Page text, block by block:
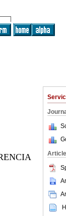
Article